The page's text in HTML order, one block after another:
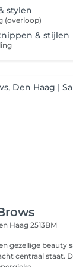
stylen
(overloop)
& stijlen
Haag 2513BM
gezellige beauty
centraal staat.